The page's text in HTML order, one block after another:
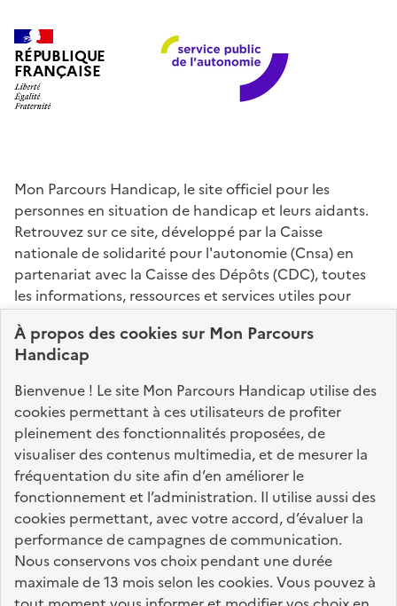
À propos descookiessur Mon Parcours
Handicap
Bienvenue ! Le site Mon Parcours Handicap utilise des
cookies permettant à ces utilisateurs de profiter
pleinement des fonctionnalités proposées, de
visualiser des contenus multimedia, et de mesurer la
fréquentation du site afin d’en améliorer le
fonctionnement et l’administration. Il utilise aussi des
cookies permettant, avec votre accord, d’évaluer la
performance de campagnes de communication.
Nous conservons vos choix pendant une durée
maximale de 13 mois selon les cookies. Vous pouvez à
RÉPUBLIQUE
FRANÇAISE
Mon Parcours Handicap, le site officiel pour les
personnes en situation de handicap et leurs aidants.
Retrouvez sur ce site, développé par la Caisse
nationale de solidarité pour l'autonomie (Cnsa) en
partenariat avec la Caisse des Dépôts (CDC), toutes
les informations, ressources et services utiles pour
connaître vos droits, effectuer vos démarches,
identifier vos interlocuteurs.
Nos sites partenaires
info.gouv.fr service-public.fr legifrance.gouv.fr
data.gouv.fr
Nos partenaires
La Caisse des Dépôts
accompagne les parcours
de vie